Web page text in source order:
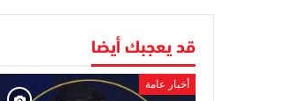
قد يعجبك أيضا
أخبار عامة